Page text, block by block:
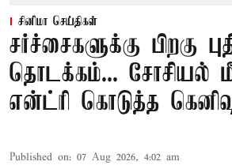
சினிமா செய்திகள்
சர்ச்சைகளுக்கு பிறகு
தொடக்கம்... சோசியல்
என்ட்ரி கொடுத்த
Published on: 07 Aug 2026, 4:02 am